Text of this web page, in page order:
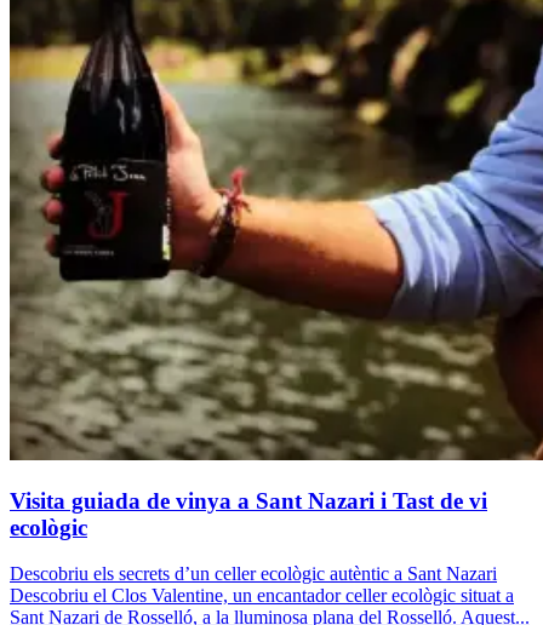
Visita guiada de vinya a Sant Nazari i Tast de vi
ecològic
Descobriu els secrets d’un celler ecològic autèntic a Sant Nazari
Descobriu el Clos Valentine, un encantador celler ecològic situat a
Sant Nazari de Rosselló, a la lluminosa plana del Rosselló. Aquest...